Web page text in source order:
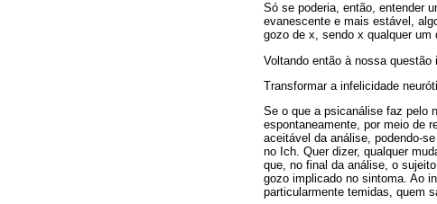
Só se poderia, então, entender
evanescente e mais estável,
gozo de x, sendo x qualquer
Voltando então à nossa
Transformar a infelicidade
Se o que a psicanálise faz pelo
espontaneamente, por meio de
aceitável da análise, podendo-
no Ich. Quer dizer, qualquer
que, no final da análise, o
gozo implicado no sintoma. Ao
particularmente temidas, quem